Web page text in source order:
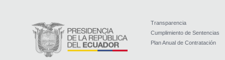
Transparencia
Cumplimiento de Sentencias
Plan Anual de Contratación